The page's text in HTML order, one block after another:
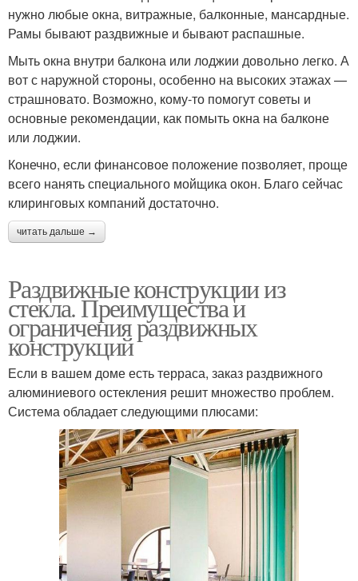
нужно любые окна, витражные, балконные, мансардные.
Рамы бывают раздвижные и бывают распашные.
Мыть окна внутри балкона или лоджии довольно легко. А
вот с наружной стороны, особенно на высоких этажах —
страшновато. Возможно, кому-то помогут советы и
основные рекомендации, как помыть окна на балконе
или лоджии.
Конечно, если финансовое положение позволяет, проще
всего нанять специального мойщика окон. Благо сейчас
клиринговых компаний достаточно.
читать дальше →
Раздвижные конструкции из
стекла. Преимущества и
ограничения раздвижных
конструкций
Если в вашем доме есть терраса, заказ раздвижного
алюминиевого остекления решит множество проблем.
Система обладает следующими плюсами: